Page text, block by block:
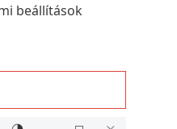
beállítások